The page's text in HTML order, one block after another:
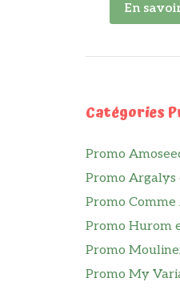
En
Catégories
Promo
Promo Argalys
Promo
Promo Hurom
Promo
Promo My